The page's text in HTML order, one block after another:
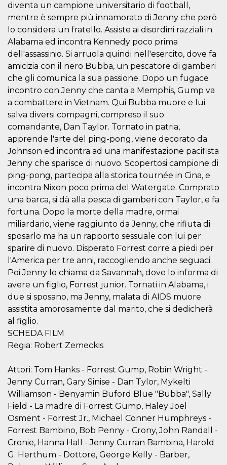
diventa un campione universitario di football,
mentre è sempre più innamorato di Jenny che però
lo considera un fratello. Assiste ai disordini razziali in
Alabama ed incontra Kennedy poco prima
dell'assassinio. Si arruola quindi nell'esercito, dove fa
amicizia con il nero Bubba, un pescatore di gamberi
che gli comunica la sua passione. Dopo un fugace
incontro con Jenny che canta a Memphis, Gump va
a combattere in Vietnam. Qui Bubba muore e lui
salva diversi compagni, compreso il suo
comandante, Dan Taylor. Tornato in patria,
apprende l'arte del ping-pong, viene decorato da
Johnson ed incontra ad una manifestazione pacifista
Jenny che sparisce di nuovo. Scopertosi campione di
ping-pong, partecipa alla storica tournée in Cina, e
incontra Nixon poco prima del Watergate. Comprato
una barca, si dà alla pesca di gamberi con Taylor, e fa
fortuna. Dopo la morte della madre, ormai
miliardario, viene raggiunto da Jenny, che rifiuta di
sposarlo ma ha un rapporto sessuale con lui per
sparire di nuovo. Disperato Forrest corre a piedi per
l'America per tre anni, raccogliendo anche seguaci.
Poi Jenny lo chiama da Savannah, dove lo informa di
avere un figlio, Forrest junior. Tornati in Alabama, i
due si sposano, ma Jenny, malata di AIDS muore
assistita amorosamente dal marito, che si dedicherà
al figlio.
SCHEDA FILM
Regia: Robert Zemeckis
Attori: Tom Hanks - Forrest Gump, Robin Wright -
Jenny Curran, Gary Sinise - Dan Tylor, Mykelti
Williamson - Benyamin Buford Blue "Bubba", Sally
Field - La madre di Forrest Gump, Haley Joel
Osment - Forrest Jr., Michael Conner Humphreys -
Forrest Bambino, Bob Penny - Crony, John Randall -
Cronie, Hanna Hall - Jenny Curran Bambina, Harold
G. Herthum - Dottore, George Kelly - Barber,
m
Stripe
1 anno 1
mese
Questo cookie
viene
generalmente
utilizzato per le
prestazioni e
l'ottimizzazione
elaborazione
dei pagamenti,
facilitando la
memorizzazione
dei contenuti
sul browser per
rendere le
pagine più
CookieScriptConsent
CookieScript
4
settimane
2 giorni
Questo cookie
viene utilizzato
dal servizio
Cookie-
Script.com per
ricordare le
preferenze di
consenso sui
cookie dei
visitatori. È
necessario che il
banner dei
cookie di
Cookie-
Script.com
funzioni
correttamente.
Storage declaration
Nome
Storage
type
Descrizione
fbssls_314278995690155
Session
storage
wpEmojiSettingsSupports
cn_uc__
Nome
Provider /
Dominio
Scadenza Descrizione
c_user
Platform Inc.
4
settimane